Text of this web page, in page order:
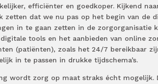
efficiënter en goedkoper. Kijkend
zetten dat we nu pas op het begin van de
in te gaan zetten in de zorgorganisatie
tools en het aanbieden van online
(patiënten), zoals het 24/7 bereikbaar
in te passen in drukke tijdschema’s.
wordt zorg op maat straks écht